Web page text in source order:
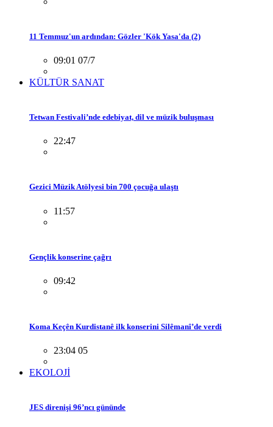
11 Temmuz'un ardından: Gözler 'Kök Yasa'da (2)
09:01 07/7
KÜLTÜR SANAT
Tetwan Festivali’nde edebiyat, dil ve müzik buluşması
22:47
Gezici Müzik Atölyesi bin 700 çocuğa ulaştı
11:57
Gençlik konserine çağrı
09:42
Koma Keçên Kurdistanê ilk konserini Silêmanî’de verdi
23:04 05
EKOLOJİ
JES direnişi 96’ncı gününde